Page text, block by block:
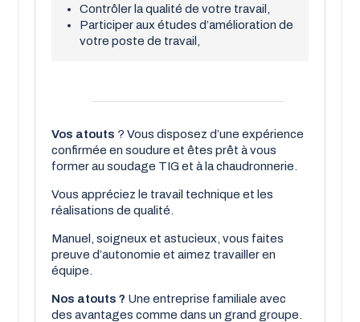
Contrôler la qualité de votre travail,
Participer aux études d’amélioration de
votre poste de travail,
Vos atouts ? Vous disposez d’une expérience
confirmée en soudure et êtes prêt à vous
former au soudage TIG et à la chaudronnerie.
Vous appréciez le travail technique et les
réalisations de qualité.
Manuel, soigneux et astucieux, vous faites
preuve d’autonomie et aimez travailler en
équipe.
Nos atouts ? Une entreprise familiale avec
des avantages comme dans un grand groupe.